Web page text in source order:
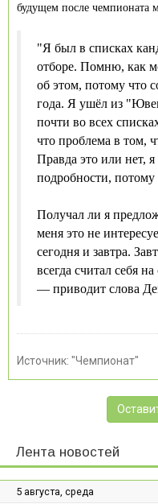
будущем после чемпионата
"Я был в списках
отборе. Помню, как
об этом, потому что
года. Я ушёл из
почти во всех
что проблема в том,
Правда это или нет, я
подробности, потому
Получал ли я
меня это не
сегодня и завтра.
всегда считал себя
— приводит слова
Источник: "Чемпионат"
Лента новостей
5 августа, среда